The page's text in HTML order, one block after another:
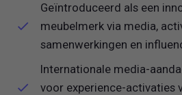
Geïntroduceerd als een
meubelmerk via media,
samenwerkingen en
Internationale media-
voor experience-activaties